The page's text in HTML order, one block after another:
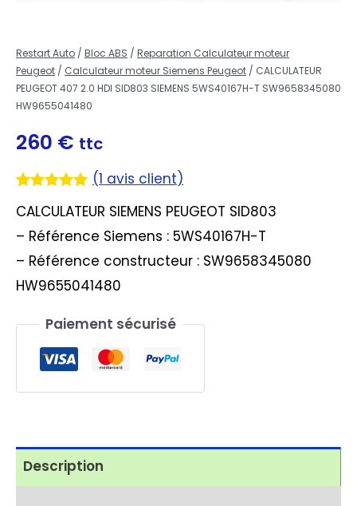
Restart Auto / Bloc ABS / Reparation Calculateur moteur
Peugeot / Calculateur moteur Siemens Peugeot / CALCULATEUR
PEUGEOT 407 2.0 HDI SID803 SIEMENS 5WS40167H-T SW9658345080
HW9655041480
260 € ttc
sur 5
notation
client
(1 avis client)
CALCULATEUR SIEMENS PEUGEOT SID803
– Référence Siemens : 5WS40167H-T
– Référence constructeur : SW9658345080
HW9655041480
Paiement sécurisé
Description